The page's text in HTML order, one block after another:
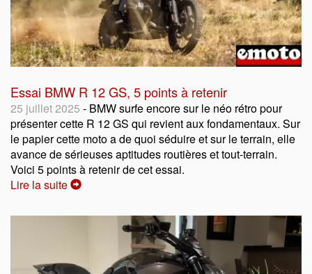
Essai BMW R 12 GS, 5 points à retenir
25 juillet 2025 - BMW surfe encore sur le néo rétro pour
présenter cette R 12 GS qui revient aux fondamentaux. Sur
le papier cette moto a de quoi séduire et sur le terrain, elle
avance de sérieuses aptitudes routières et tout-terrain.
Voici 5 points à retenir de cet essai.
Lire la suite